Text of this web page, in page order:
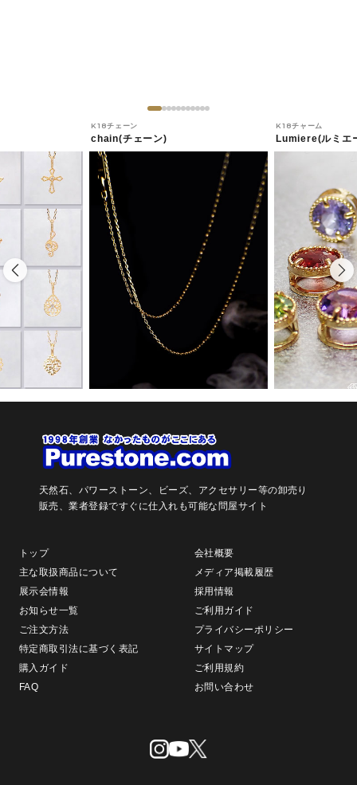
K18チェーン
chain(チェーン)
K18チャーム
Lumiere(ルミエ
天然石、パワーストーン、ビーズ、アクセサリー等の卸売り
販売、業者登録ですぐに仕入れも可能な問屋サイト
トップ
会社概要
主な取扱商品について
メディア掲載履歴
展示会情報
採用情報
お知らせ一覧
ご利用ガイド
ご注文方法
プライバシーポリシー
特定商取引法に基づく表記
サイトマップ
購入ガイド
ご利用規約
FAQ
お問い合わせ